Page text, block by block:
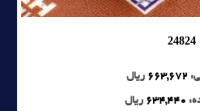
24824
663,672 ریال
634,440 ریال